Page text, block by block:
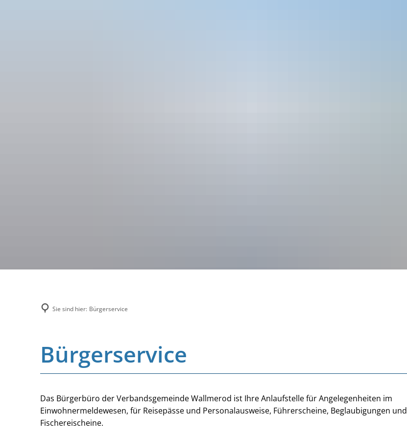
Sie sind hier: Bürgerservice
Bürgerservice
Das Bürgerbüro der Verbandsgemeinde Wallmerod ist Ihre Anlaufstelle für Angelegenheiten im
Einwohnermeldewesen, für Reisepässe und Personalausweise, Führerscheine, Beglaubigungen und
Fischereischeine.